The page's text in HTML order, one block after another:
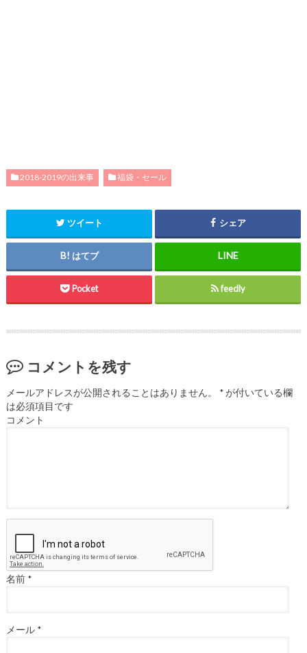
2018-2019の出来事 福袋・セール
ツイート シェア
はてブ
Pocket feedly
コメントを残す
メールアドレスが公開されることはありません。 *が付いている欄
は必須項目です
コメント
名前 *
メール *